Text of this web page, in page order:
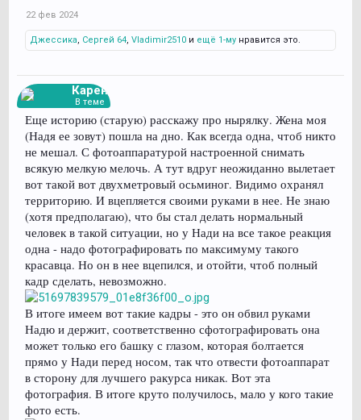
22 фев 2024
Джессика, Сергей 64, Vladimir2510 и ещё 1-му нравится это.
Карен
В теме
Еще историю (старую) расскажу про нырялку. Жена моя
(Надя ее зовут) пошла на дно. Как всегда одна, чтоб никто
не мешал. С фотоаппаратурой настроенной снимать
всякую мелкую мелочь. А тут вдруг неожиданно вылетает
вот такой вот двухметровый осьминог. Видимо охранял
территорию. И вцепляется своими руками в нее. Не знаю
(хотя предполагаю), что бы стал делать нормальный
человек в такой ситуации, но у Нади на все такое реакция
одна - надо фотографировать по максимуму такого
красавца. Но он в нее вцепился, и отойти, чтоб полный
кадр сделать, невозможно.
В итоге имеем вот такие кадры - это он обвил руками
Надю и держит, соответственно сфотографировать она
может только его башку с глазом, которая болтается
прямо у Нади перед носом, так что отвести фотоаппарат
в сторону для лучшего ракурса никак. Вот эта
фотография. В итоге круто получилось, мало у кого такие
фото есть.